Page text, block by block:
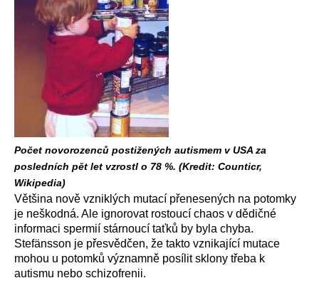
Počet novorozenců postižených autismem v USA za
posledních pět let vzrostl o 78 %. (Kredit: Counticr,
Wikipedia)
Většina nově vzniklých mutací přenesených na potomky
je neškodná. Ale ignorovat rostoucí chaos v dědičné
informaci spermií stárnoucí taťků by byla chyba.
Stefänsson je přesvědčen, že takto vznikající mutace
mohou u potomků významně posílit sklony třeba k
autismu nebo schizofrenii.